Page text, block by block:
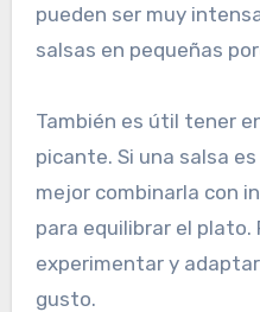
pueden ser muy
salsas en pequeñas
También es útil tener
picante. Si una salsa
mejor combinarla con
para equilibrar el plato.
experimentar y
gusto.